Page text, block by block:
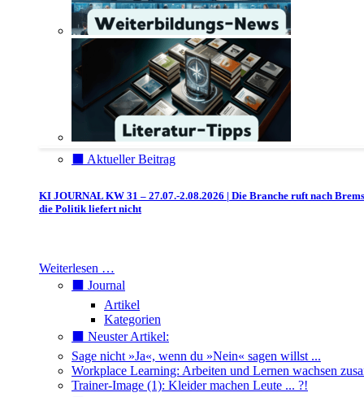
⬛️ Aktueller Beitrag
KI JOURNAL KW 31 – 27.07.-2.08.2026 | Die Branche ruft nach
die Politik liefert nicht
Weiterlesen …
⬛️ Journal
Artikel
Kategorien
⬛️ Neuster Artikel:
Sage nicht »Ja«, wenn du »Nein« sagen willst ...
Workplace Learning: Arbeiten und Lernen wachsen
Trainer-Image (1): Kleider machen Leute ... ?!